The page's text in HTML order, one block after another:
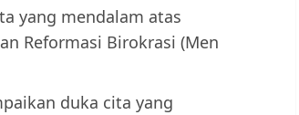
yang mendalam atas
Reformasi Birokrasi (Men
duka cita yang